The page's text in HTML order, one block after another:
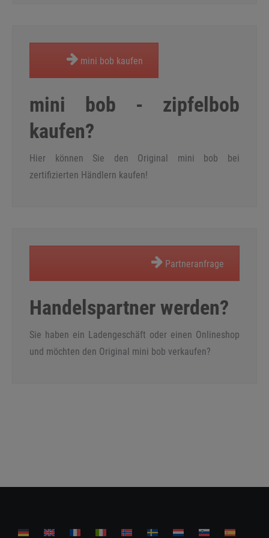
mini bob kaufen
mini bob - zipfelbob
kaufen?
Hier können Sie den Original mini bob bei
zertifizierten Händlern kaufen!
Partneranfrage
Handelspartner werden?
Sie haben ein Ladengeschäft oder einen Onlineshop
und möchten den Original mini bob verkaufen?